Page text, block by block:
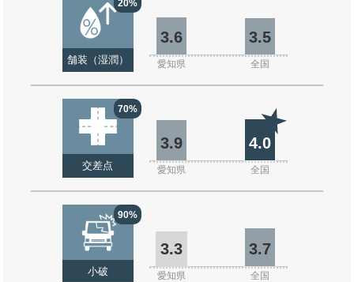
20%
舗装（湿潤）
3.6 3.5
愛知県 全国
70%
交差点
3.9 4.0
愛知県 全国
90%
小破
3.3 3.7
愛知県 全国